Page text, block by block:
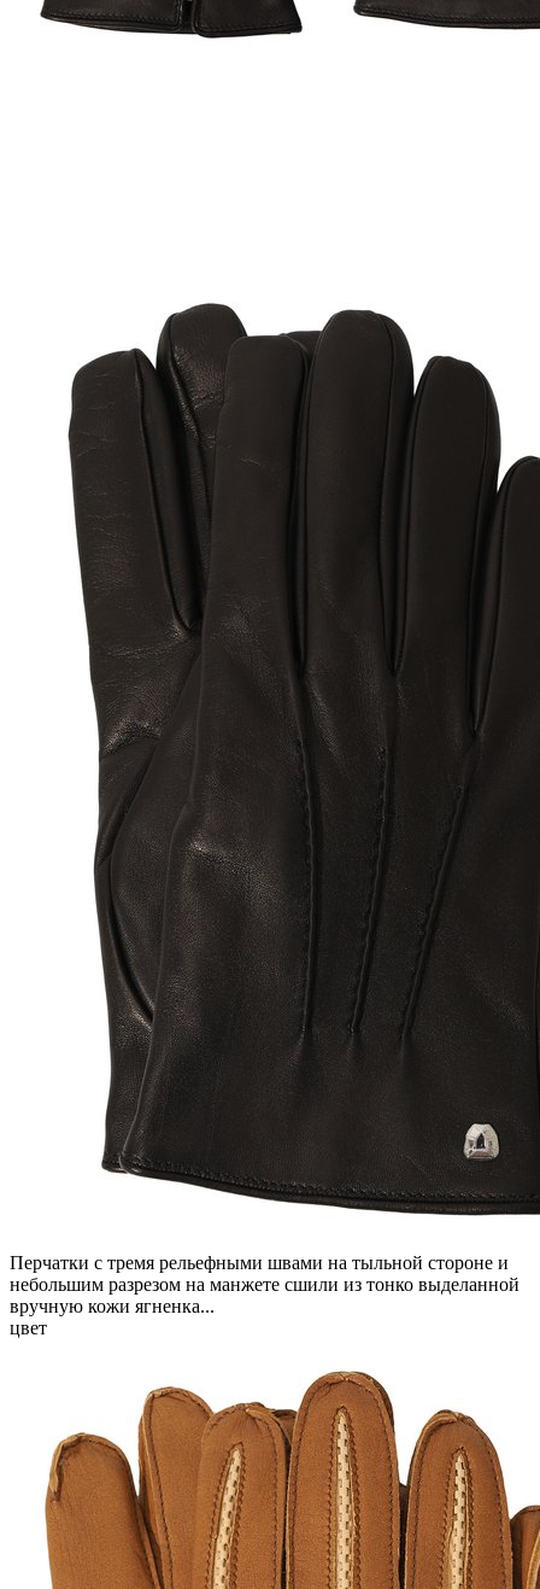
Перчатки с тремя рельефными швами на тыльной стороне и
небольшим разрезом на манжете сшили из тонко выделанной
вручную кожи ягненка...
цвет